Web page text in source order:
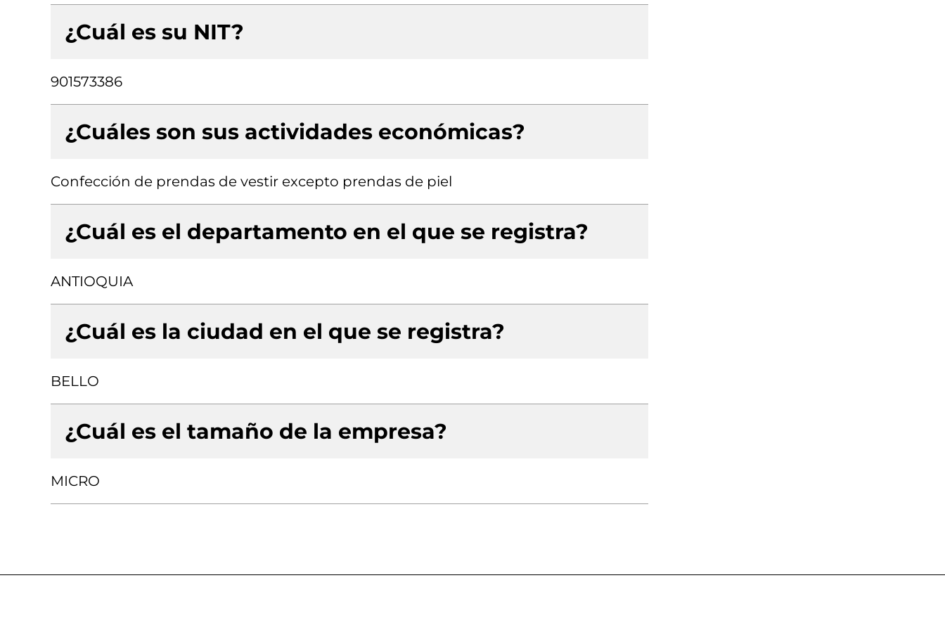
¿Cuál es su NIT?
901573386
¿Cuáles son sus actividades económicas?
Confección de prendas de vestir excepto prendas de piel
¿Cuál es el departamento en el que se registra?
ANTIOQUIA
¿Cuál es la ciudad en el que se registra?
BELLO
¿Cuál es el tamaño de la empresa?
MICRO